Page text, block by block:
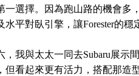
選擇。因為跑山路的機會多
平對臥引擎，讓Forester的
我與太太一同去Subaru展示
但看起來更有活力，搭配那造